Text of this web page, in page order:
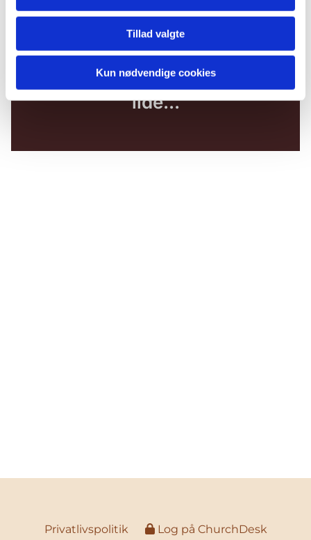
Tillad valgte
Kun nødvendige cookies
Du vil måske også kunne
lide...
Privatlivspolitik Log på ChurchDesk